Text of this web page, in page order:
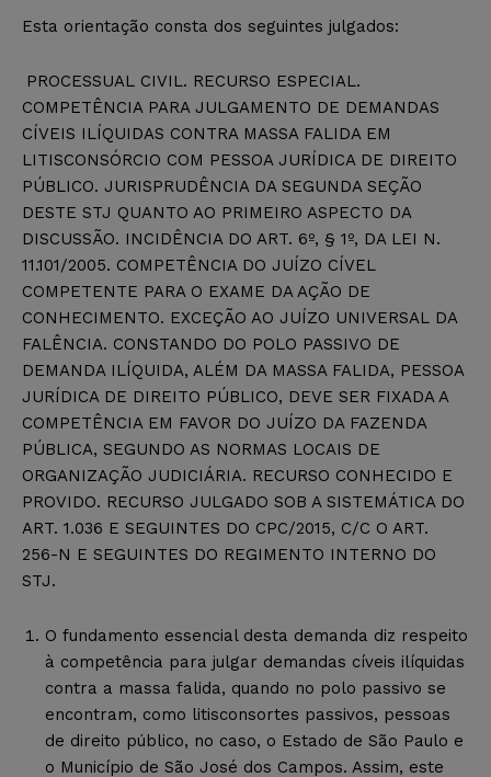
Esta orientação consta dos seguintes julgados:
PROCESSUAL CIVIL. RECURSO ESPECIAL.
COMPETÊNCIA PARA JULGAMENTO DE DEMANDAS
CÍVEIS ILÍQUIDAS CONTRA MASSA FALIDA EM
LITISCONSÓRCIO COM PESSOA JURÍDICA DE DIREITO
PÚBLICO. JURISPRUDÊNCIA DA SEGUNDA SEÇÃO
DESTE STJ QUANTO AO PRIMEIRO ASPECTO DA
DISCUSSÃO. INCIDÊNCIA DO ART. 6º, § 1º, DA LEI N.
11.101/2005. COMPETÊNCIA DO JUÍZO CÍVEL
COMPETENTE PARA O EXAME DA AÇÃO DE
CONHECIMENTO. EXCEÇÃO AO JUÍZO UNIVERSAL DA
FALÊNCIA. CONSTANDO DO POLO PASSIVO DE
DEMANDA ILÍQUIDA, ALÉM DA MASSA FALIDA, PESSOA
JURÍDICA DE DIREITO PÚBLICO, DEVE SER FIXADA A
COMPETÊNCIA EM FAVOR DO JUÍZO DA FAZENDA
PÚBLICA, SEGUNDO AS NORMAS LOCAIS DE
ORGANIZAÇÃO JUDICIÁRIA. RECURSO CONHECIDO E
PROVIDO. RECURSO JULGADO SOB A SISTEMÁTICA DO
ART. 1.036 E SEGUINTES DO CPC/2015, C/C O ART.
256-N E SEGUINTES DO REGIMENTO INTERNO DO
STJ.
O fundamento essencial desta demanda diz respeito
à competência para julgar demandas cíveis ilíquidas
contra a massa falida, quando no polo passivo se
encontram, como litisconsortes passivos, pessoas
de direito público, no caso, o Estado de São Paulo e
o Município de São José dos Campos. Assim, este